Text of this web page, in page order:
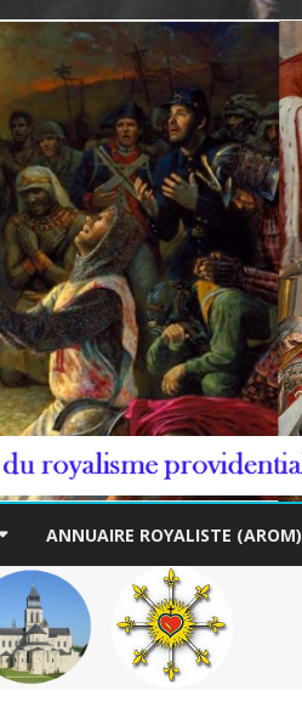
toANNUAIRE ROYALISTE (AROM)